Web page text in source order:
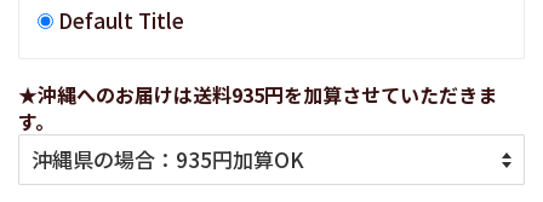
Default Title
★沖縄へのお届けは送料935円を加算させていただきま
す。